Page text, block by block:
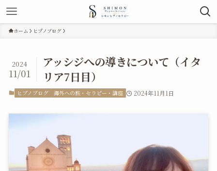
ホーム ヒプノブログ
アッシジへの導きについて（イタ
リア7日目）
2024
11/01
ヒプノブログ 海外への旅・セラピー・講座 2024年11月1日